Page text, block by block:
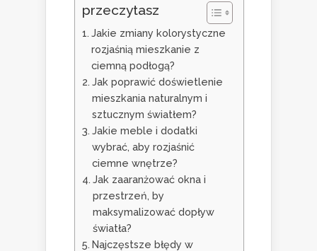
przeczytasz
Jakie zmiany kolorystyczne
rozjaśnią mieszkanie z
ciemną podłogą?
Jak poprawić doświetlenie
mieszkania naturalnym i
sztucznym światłem?
Jakie meble i dodatki
wybrać, aby rozjaśnić
ciemne wnętrze?
Jak zaaranżować okna i
przestrzeń, by
maksymalizować dopływ
światła?
Najczęstsze błędy w